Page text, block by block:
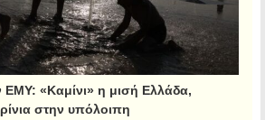
«Καμίνι» η μισή Ελλάδα,
στην υπόλοιπη